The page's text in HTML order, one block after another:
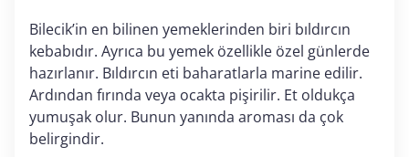
Bilecik’in en bilinen yemeklerinden biri bıldırcın
kebabıdır. Ayrıca bu yemek özellikle özel günlerde
hazırlanır. Bıldırcın eti baharatlarla marine edilir.
Ardından fırında veya ocakta pişirilir. Et oldukça
yumuşak olur. Bunun yanında aroması da çok
belirgindir.